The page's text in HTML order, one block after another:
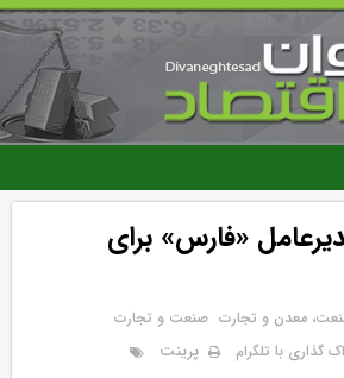
رفتن
محتوای
اصلی
«فارس» برای
معدن و تجارت صنعت و تجارت
گذاری با تلگرام پرینت